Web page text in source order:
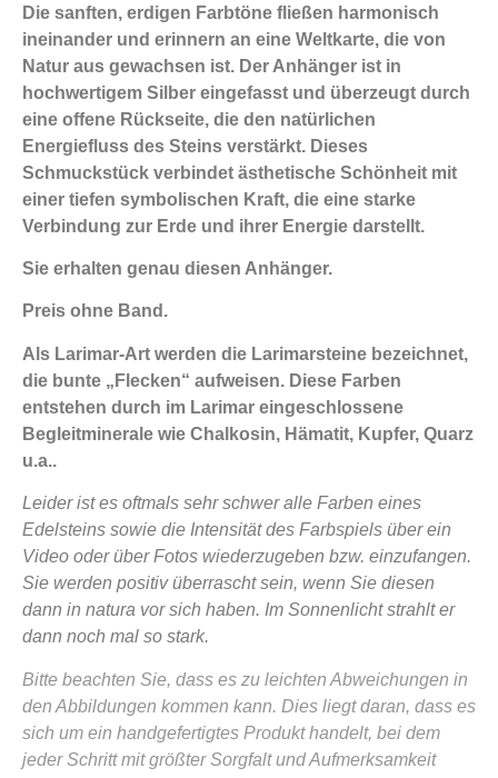
Die sanften, erdigen Farbtöne fließen harmonisch
ineinander und erinnern an eine Weltkarte, die von
Natur aus gewachsen ist. Der Anhänger ist in
hochwertigem Silber eingefasst und überzeugt durch
eine offene Rückseite, die den natürlichen
Energiefluss des Steins verstärkt. Dieses
Schmuckstück verbindet ästhetische Schönheit mit
einer tiefen symbolischen Kraft, die eine starke
Verbindung zur Erde und ihrer Energie darstellt.
Sie erhalten genau diesen Anhänger.
Preis ohne Band.
Als Larimar-Art werden die Larimarsteine bezeichnet,
die bunte „Flecken“ aufweisen. Diese Farben
entstehen durch im Larimar eingeschlossene
Begleitminerale wie Chalkosin, Hämatit, Kupfer, Quarz
u.a..
Leider ist es oftmals sehr schwer alle Farben eines
Edelsteins sowie die Intensität des Farbspiels über ein
Video oder über Fotos wiederzugeben bzw. einzufangen.
Sie werden positiv überrascht sein, wenn Sie diesen
dann in natura vor sich haben. Im Sonnenlicht strahlt er
dann noch mal so stark.
Bitte beachten Sie, dass es zu leichten Abweichungen in
den Abbildungen kommen kann. Dies liegt daran, dass es
sich um ein handgefertigtes Produkt handelt, bei dem
jeder Schritt mit größter Sorgfalt und Aufmerksamkeit